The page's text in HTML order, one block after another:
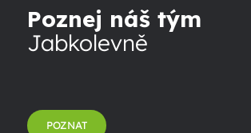
Poznej náš tým
Jabkolevně
POZNAT